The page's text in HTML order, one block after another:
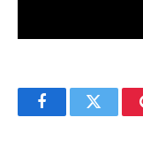
FacebookTwitter